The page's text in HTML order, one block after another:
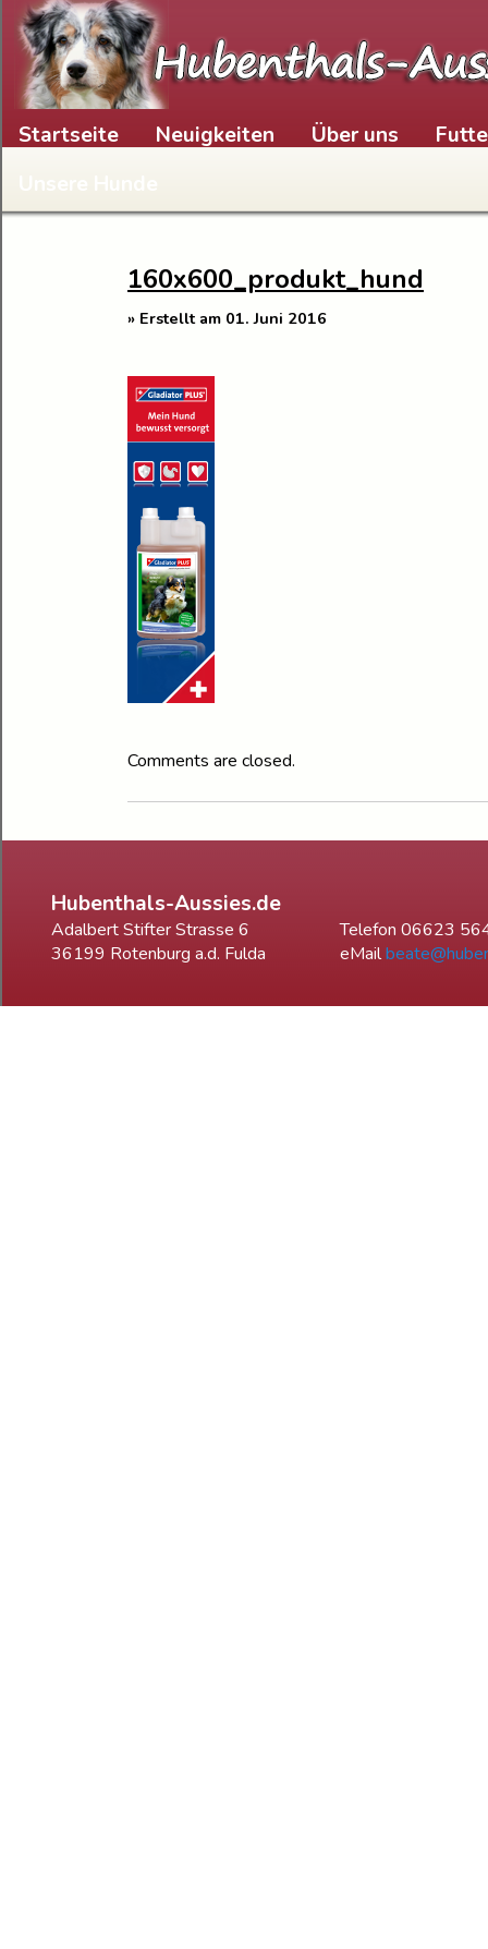
Skip to content
Startseite Neuigkeiten Über uns
Unsere Hunde
160x600_produkt_hund
» Erstellt am 01. Juni 2016
Comments are closed.
Hubenthals-Aussies.de
Adalbert Stifter Strasse 6
Telefon 06623
36199 Rotenburg a.d. Fulda
eMail